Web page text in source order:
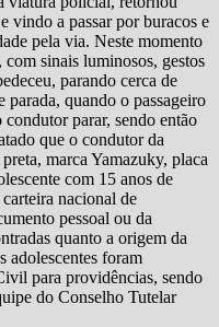
vindo a passar por buracos e
pela via. Neste momento
sinais luminosos, gestos
parando cerca de
parada, quando o passageiro
parar, sendo então
que o condutor da
marca Yamazuky, placa
com 15 anos de
nacional de
pessoal ou da
quanto a origem da
adolescentes foram
para providências, sendo
do Conselho Tutelar